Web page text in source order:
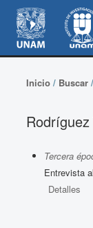
Inicio/ Buscar/
Tercera
Entrevista
Detalles